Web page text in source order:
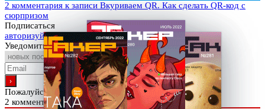
2 комментария к записи Вкуриваем QR. Как сделать QR-код с
сюрпризом
Подписаться
авторизуйтесь
Уведомить о
Пожалуйста, войдите, чтобы прокомментировать
2 комментариев